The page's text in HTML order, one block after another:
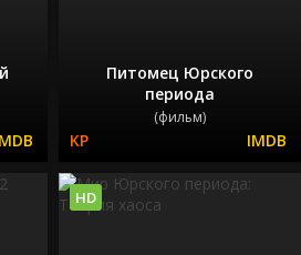
Питомец Юрского
периода
(фильм)
HD